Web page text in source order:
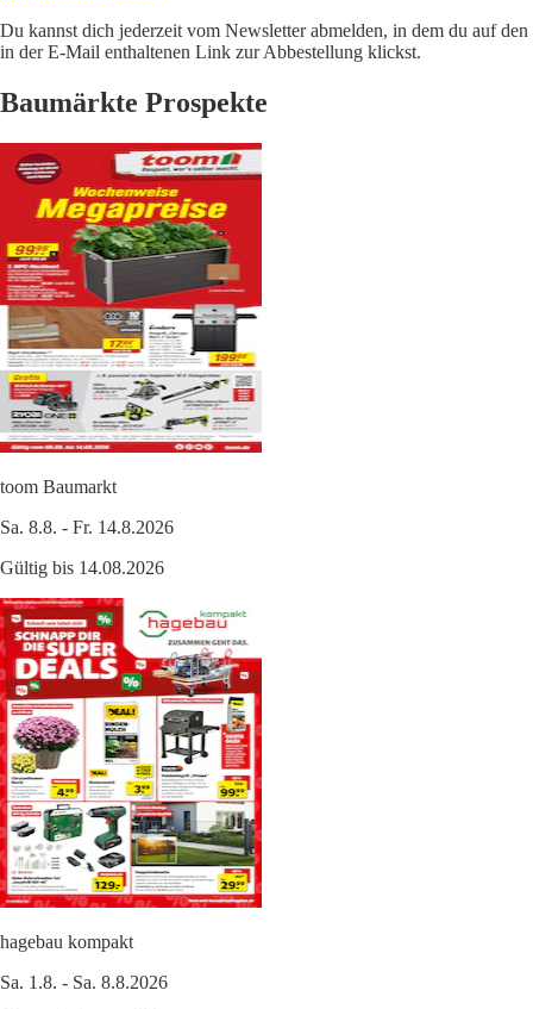
Du kannst dich jederzeit vom Newsletter abmelden, in dem du auf den
in der E-Mail enthaltenen Link zur Abbestellung klickst.
Baumärkte Prospekte
toom Baumarkt
Sa. 8.8. - Fr. 14.8.2026
Gültig bis 14.08.2026
hagebau kompakt
Sa. 1.8. - Sa. 8.8.2026